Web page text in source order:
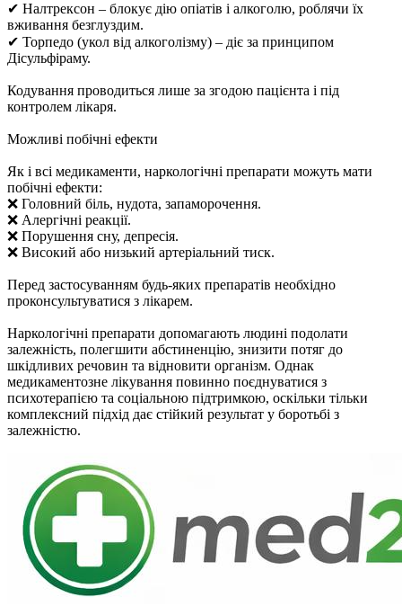
✔ Налтрексон – блокує дію опіатів і алкоголю, роблячи їх
вживання безглуздим.
✔ Торпедо (укол від алкоголізму) – діє за принципом
Дісульфіраму.
Кодування проводиться лише за згодою пацієнта і під
контролем лікаря.
Можливі побічні ефекти
Як і всі медикаменти, наркологічні препарати можуть мати
побічні ефекти:
❌ Головний біль, нудота, запаморочення.
❌ Алергічні реакції.
❌ Порушення сну, депресія.
❌ Високий або низький артеріальний тиск.
Перед застосуванням будь-яких препаратів необхідно
проконсультуватися з лікарем.
Наркологічні препарати допомагають людині подолати
залежність, полегшити абстиненцію, знизити потяг до
шкідливих речовин та відновити організм. Однак
медикаментозне лікування повинно поєднуватися з
психотерапією та соціальною підтримкою, оскільки тільки
комплексний підхід дає стійкий результат у боротьбі з
залежністю.